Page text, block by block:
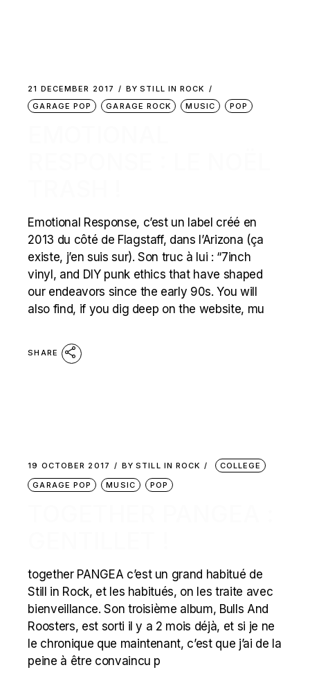
21 DECEMBER 2017 BY STILL IN ROCK
GARAGE POP
GARAGE ROCK MUSIC POP
Emotional Response, c’est un label créé en
2013 du côté de Flagstaff, dans l’Arizona (ça
existe, j’en suis sur). Son truc à lui : “7inch
vinyl, and DIY punk ethics that have shaped
our endeavors since the early 90s. You will
also find, if you dig deep on the website, mu
SHARE
19 OCTOBER 2017 BY STILL IN ROCK
COLLEGE
GARAGE POP
MUSIC POP
together PANGEA c’est un grand habitué de
Still in Rock, et les habitués, on les traite avec
bienveillance. Son troisième album, Bulls And
Roosters, est sorti il y a 2 mois déjà, et si je ne
le chronique que maintenant, c’est que j’ai de la
peine à être convaincu p